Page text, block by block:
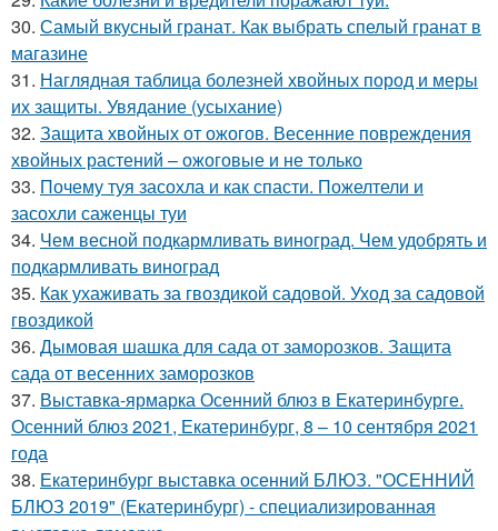
30. Самый вкусный гранат. Как выбрать спелый гранат в
магазине
31. Наглядная таблица болезней хвойных пород и меры
их защиты. Увядание (усыхание)
32. Защита хвойных от ожогов. Весенние повреждения
хвойных растений – ожоговые и не только
33. Почему туя засохла и как спасти. Пожелтели и
засохли саженцы туи
34. Чем весной подкармливать виноград. Чем удобрять и
подкармливать виноград
35. Как ухаживать за гвоздикой садовой. Уход за садовой
гвоздикой
36. Дымовая шашка для сада от заморозков. Защита
сада от весенних заморозков
37. Выставка-ярмарка Осенний блюз в Екатеринбурге.
Осенний блюз 2021, Екатеринбург, 8 – 10 сентября 2021
года
38. Екатеринбург выставка осенний БЛЮЗ. "ОСЕННИЙ
БЛЮЗ 2019" (Екатеринбург) - специализированная